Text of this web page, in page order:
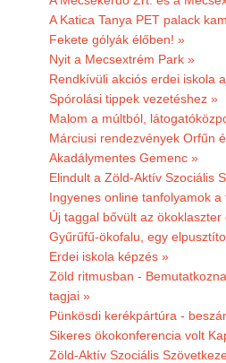
A Katica Tanya PET palack
Fekete gólyák élőben! »
Nyit a Mecsextrém Park »
Rendkívüli akciós erdei iskola
Spórolási tippek vezetéshez »
Malom a múltból,
Márciusi rendezvények Orfűn
Akadálymentes Gemenc »
Elindult a Zöld-Aktív Szociális
Ingyenes online tanfolyamok
Új taggal bővült az ökoklaszter
Gyűrűfű-ökofalu, egy
Erdei iskola képzés »
Zöld ritmusban -
tagjai »
Pünkösdi kerékpártúra -
Sikeres ökokonferencia volt
Zöld-Aktív Szociális